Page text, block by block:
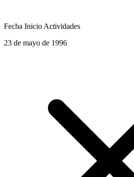
Fecha Inicio Actividades
23 de mayo de 1996